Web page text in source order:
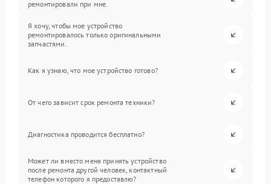
ремонтировали при мне.
Я хочу, чтобы мое устройство
ремонтировалось только оригинальными
запчастями.
Как я узнаю, что мое устройство готово?
От чего зависит срок ремонта техники?
Диагностика проводится бесплатно?
Может ли вместо меня принять устройство
после ремонта другой человек, контактный
телефон которого я предоставлю?